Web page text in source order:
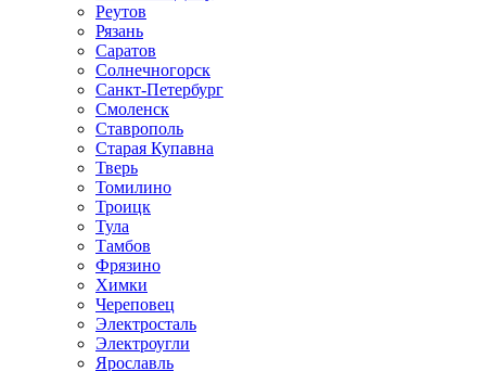
Реутов
Рязань
Саратов
Солнечногорск
Санкт-Петербург
Смоленск
Ставрополь
Старая Купавна
Тверь
Томилино
Троицк
Тула
Тамбов
Фрязино
Химки
Череповец
Электросталь
Электроугли
Ярославль